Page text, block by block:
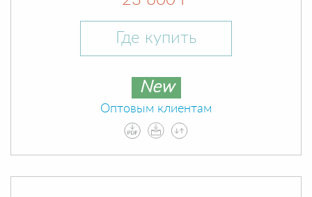
Где купить
New
Оптовым клиентам